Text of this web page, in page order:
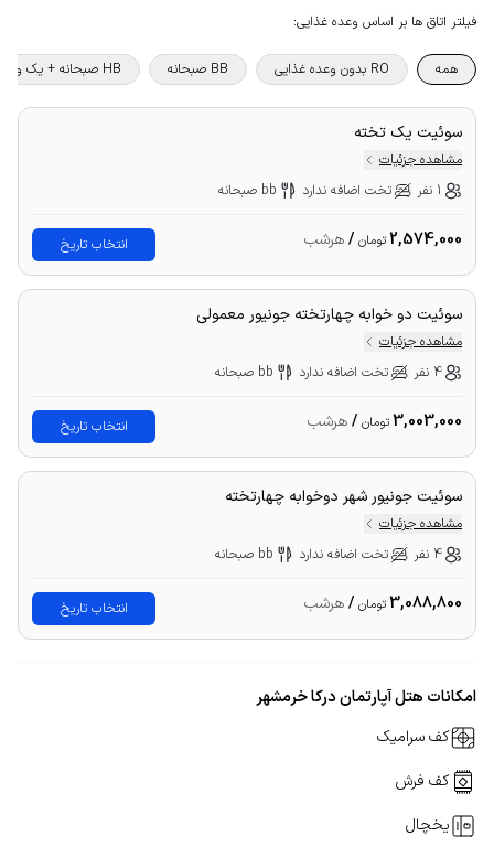
فیلتر اتاق ها بر اساس وعده غذایی:
همه RO بدون وعده غذایی BB صبحانه HB صبحانه + یک وعده غذا
سوئیت یک تخته
مشاهده جزئیات
1 نفر
تخت اضافه ندارد bb صبحانه
2,574,000تومان /هرشب انتخاب تاریخ
سوئیت دو خوابه چهارتخته جونیور معمولی
مشاهده جزئیات
4 نفر
تخت اضافه ندارد bb صبحانه
3,003,000تومان /هرشب انتخاب تاریخ
سوئیت جونیور شهر دوخوابه چهارتخته
مشاهده جزئیات
4 نفر
تخت اضافه ندارد bb صبحانه
3,088,800تومان /هرشب انتخاب تاریخ
امکانات هتل آپارتمان درکا خرمشهر
کف سرامیک
کف فرش
یخچال